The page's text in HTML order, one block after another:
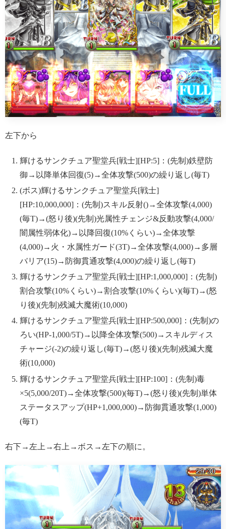
左下から
輝けるサンクチュア聖堂兵[戦士][HP:5]：(先制)鉄壁防
御→以降単体回復(5)→全体攻撃(500)の繰り返し(毎T)
(ボス)輝けるサンクチュア聖堂兵[戦士]
[HP:10,000,000]：(先制)スキル反射()→全体攻撃(4,000)
(毎T)→(怒り後)(先制)光属性チェンジ&反動攻撃(4,000/
闇属性弱体化)→以降回復(10%くらい)→全体攻撃
(4,000)→火・水属性ガード(3T)→全体攻撃(4,000)→多層
バリア(15)→防御貫通攻撃(4,000)の繰り返し(毎T)
輝けるサンクチュア聖堂兵[戦士][HP:1,000,000]：(先制)
割合攻撃(10%くらい)→割合攻撃(10%くらい)(毎T)→(怒
り後)(先制)残滅大魔術(10,000)
輝けるサンクチュア聖堂兵[戦士][HP:500,000]：(先制)の
ろい(HP-1,000/5T)→以降全体攻撃(500)→スキルディス
チャージ(-2)の繰り返し(毎T)→(怒り後)(先制)残滅大魔
術(10,000)
輝けるサンクチュア聖堂兵[戦士][HP:100]：(先制)毒
×5(5,000/20T)→全体攻撃(500)(毎T)→(怒り後)(先制)単体
ステータスアップ(HP+1,000,000)→防御貫通攻撃(1,000)
(毎T)
右下→左上→右上→ボス→左下の順に。